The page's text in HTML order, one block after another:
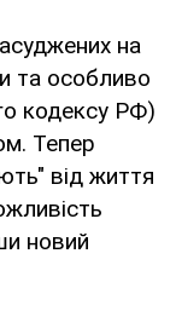
на
та особливо
кодексу РФ)
Тепер
від життя
новий